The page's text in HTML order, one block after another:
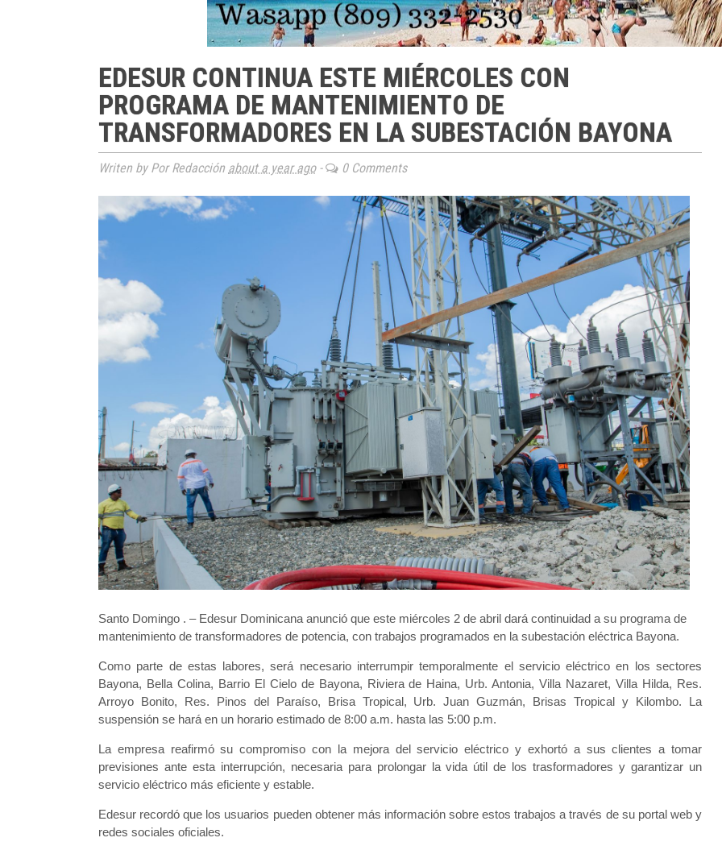
EDESUR CONTINUA ESTE MIÉRCOLES CON
PROGRAMA DE MANTENIMIENTO DE
TRANSFORMADORES EN LA SUBESTACIÓN BAYONA
Writen by Por Redacción about a year ago- 0 Comments
Santo Domingo . – Edesur Dominicana anunció que este miércoles 2 de abril dará continuidad a su programa de
mantenimiento de transformadores de potencia, con trabajos programados en la subestación eléctrica Bayona.
Como parte de estas labores, será necesario interrumpir temporalmente el servicio eléctrico en los sectores
Bayona, Bella Colina, Barrio El Cielo de Bayona, Riviera de Haina, Urb. Antonia, Villa Nazaret, Villa Hilda, Res.
Arroyo Bonito, Res. Pinos del Paraíso, Brisa Tropical, Urb. Juan Guzmán, Brisas Tropical y Kilombo. La
suspensión se hará en un horario estimado de 8:00 a.m. hasta las 5:00 p.m.
La empresa reafirmó su compromiso con la mejora del servicio eléctrico y exhortó a sus clientes a tomar
previsiones ante esta interrupción, necesaria para prolongar la vida útil de los trasformadores y garantizar un
servicio eléctrico más eficiente y estable.
Edesur recordó que los usuarios pueden obtener más información sobre estos trabajos a través de su portal web y
redes sociales oficiales.